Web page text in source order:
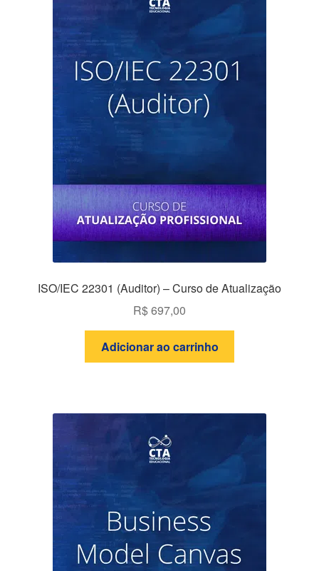
ISO/IEC 22301 (Auditor) – Curso de Atualização
R$697,00
Adicionar ao carrinho